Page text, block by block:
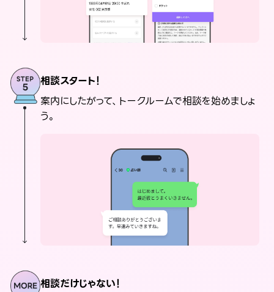
相談スタート！
案内にしたがって、トークルームで相談を始めましょ
う。
相談だけじゃない！